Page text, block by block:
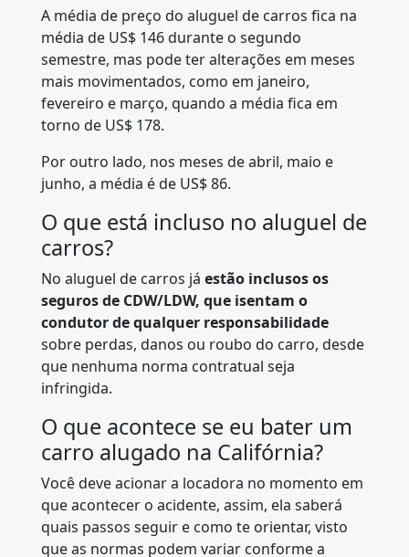
A média de preço do aluguel de carros fica na
média de US$ 146 durante o segundo
semestre, mas pode ter alterações em meses
mais movimentados, como em janeiro,
fevereiro e março, quando a média fica em
torno de US$ 178.
Por outro lado, nos meses de abril, maio e
junho, a média é de US$ 86.
O que está incluso no aluguel de
carros?
No aluguel de carros já estão inclusos os
seguros de CDW/LDW, que isentam o
condutor de qualquer responsabilidade
sobre perdas, danos ou roubo do carro, desde
que nenhuma norma contratual seja
infringida.
O que acontece se eu bater um
carro alugado na Califórnia?
Você deve acionar a locadora no momento em
que acontecer o acidente, assim, ela saberá
quais passos seguir e como te orientar, visto
que as normas podem variar conforme a